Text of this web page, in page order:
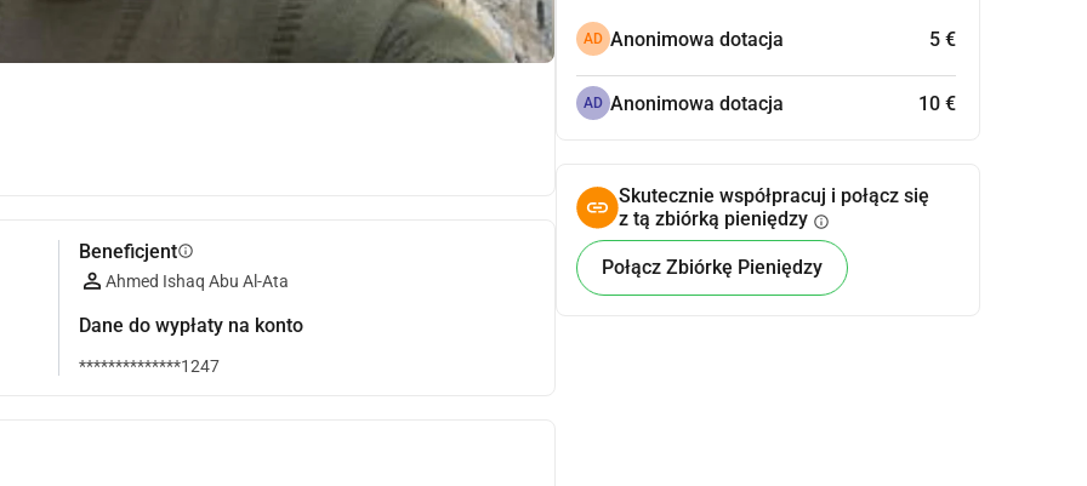
Beneficjentinfo
Ahmed Ishaq Abu Al-Ata
Dane do wypłaty na konto
**************1247
AD Anonimowa dotacja 5 €
AD Anonimowa dotacja 10 €
Skutecznie współpracuj i połącz się
z tą zbiórką pieniędzy info
Połącz Zbiórkę Pieniędzy